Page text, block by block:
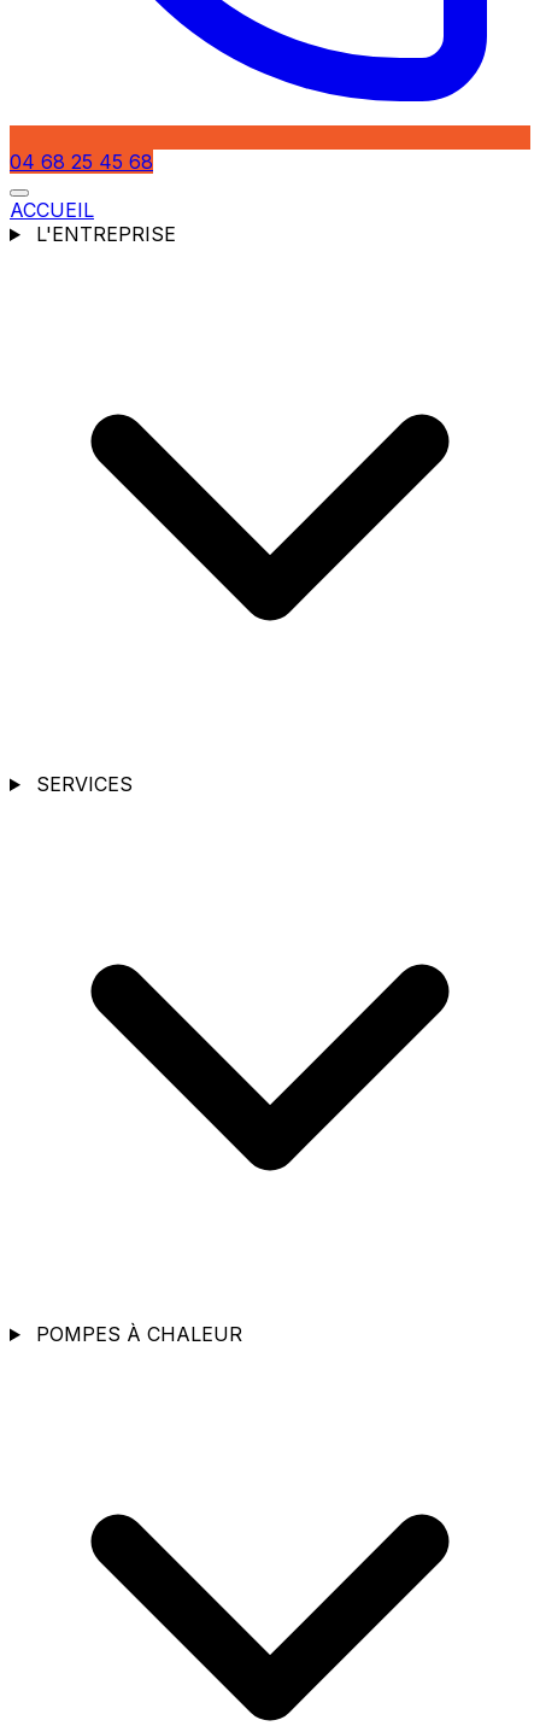
04 68 25 45 68
ACCUEIL
L'ENTREPRISE
SERVICES
POMPES À CHALEUR